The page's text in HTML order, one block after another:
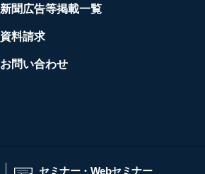
新聞広告等掲載一覧
資料請求
お問い合わせ
セミナー・Webセミナー